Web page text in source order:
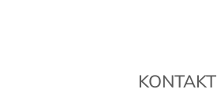
KONTAKT